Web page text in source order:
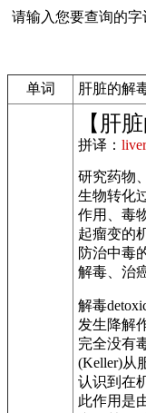
请输入您要查询的字
单词 肝脏的解
【肝
拼译：
研究药物
生物转化
作用、毒
起瘤变的
防治中毒
解毒、治
解毒
发生降解
完全没有
(Keller)从
认识到在
此作用是